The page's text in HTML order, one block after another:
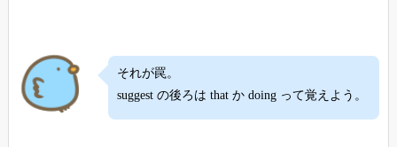
それが罠。
suggest の後ろは that か doing って覚えよう。